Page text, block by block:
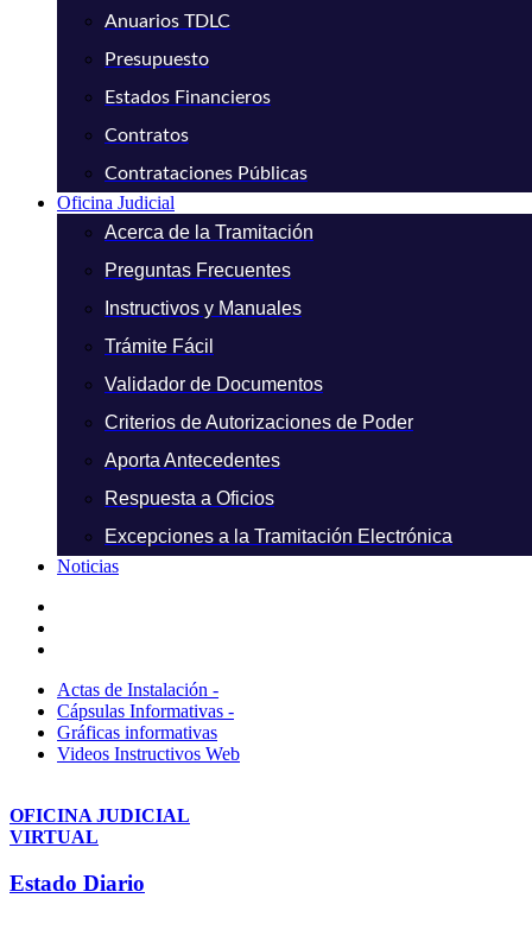
Anuarios TDLC
Presupuesto
Estados Financieros
Contratos
Contrataciones Públicas
Oficina Judicial
Acerca de la Tramitación
Preguntas Frecuentes
Instructivos y Manuales
Trámite Fácil
Validador de Documentos
Criterios de Autorizaciones de Poder
Aporta Antecedentes
Respuesta a Oficios
Excepciones a la Tramitación Electrónica
Noticias
Actas de Instalación -
Cápsulas Informativas -
Gráficas informativas
Videos Instructivos Web
OFICINA JUDICIAL
VIRTUAL
Estado Diario